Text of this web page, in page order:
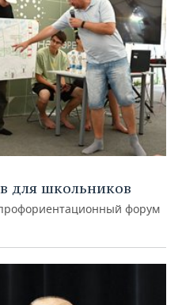
для школьников
форум